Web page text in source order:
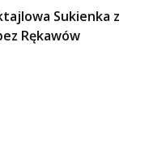
Sukienka z
Rękawów